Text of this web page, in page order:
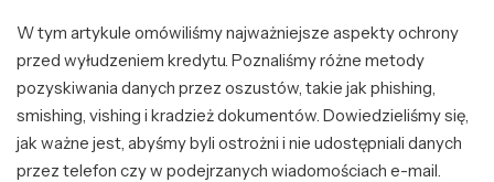
W tym artykule omówiliśmy najważniejsze aspekty ochrony
przed wyłudzeniem kredytu. Poznaliśmy różne metody
pozyskiwania danych przez oszustów, takie jak phishing,
smishing, vishing i kradzież dokumentów. Dowiedzieliśmy się,
jak ważne jest, abyśmy byli ostrożni i nie udostępniali danych
przez telefon czy w podejrzanych wiadomościach e-mail.